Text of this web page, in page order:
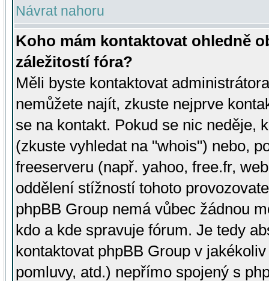
Návrat nahoru
Koho mám kontaktovat ohledně
záležitostí fóra?
Měli byste kontaktovat
nemůžete najít, zkuste nejprve
se na kontakt. Pokud se nic neděje,
(zkuste vyhledat na "whois") nebo,
freeserveru (např. yahoo, free.fr,
oddělení stížností tohoto
phpBB Group nemá vůbec žádnou
kdo a kde spravuje fórum. Je tedy
kontaktovat phpBB Group v
pomluvy, atd.) nepřímo spojený s